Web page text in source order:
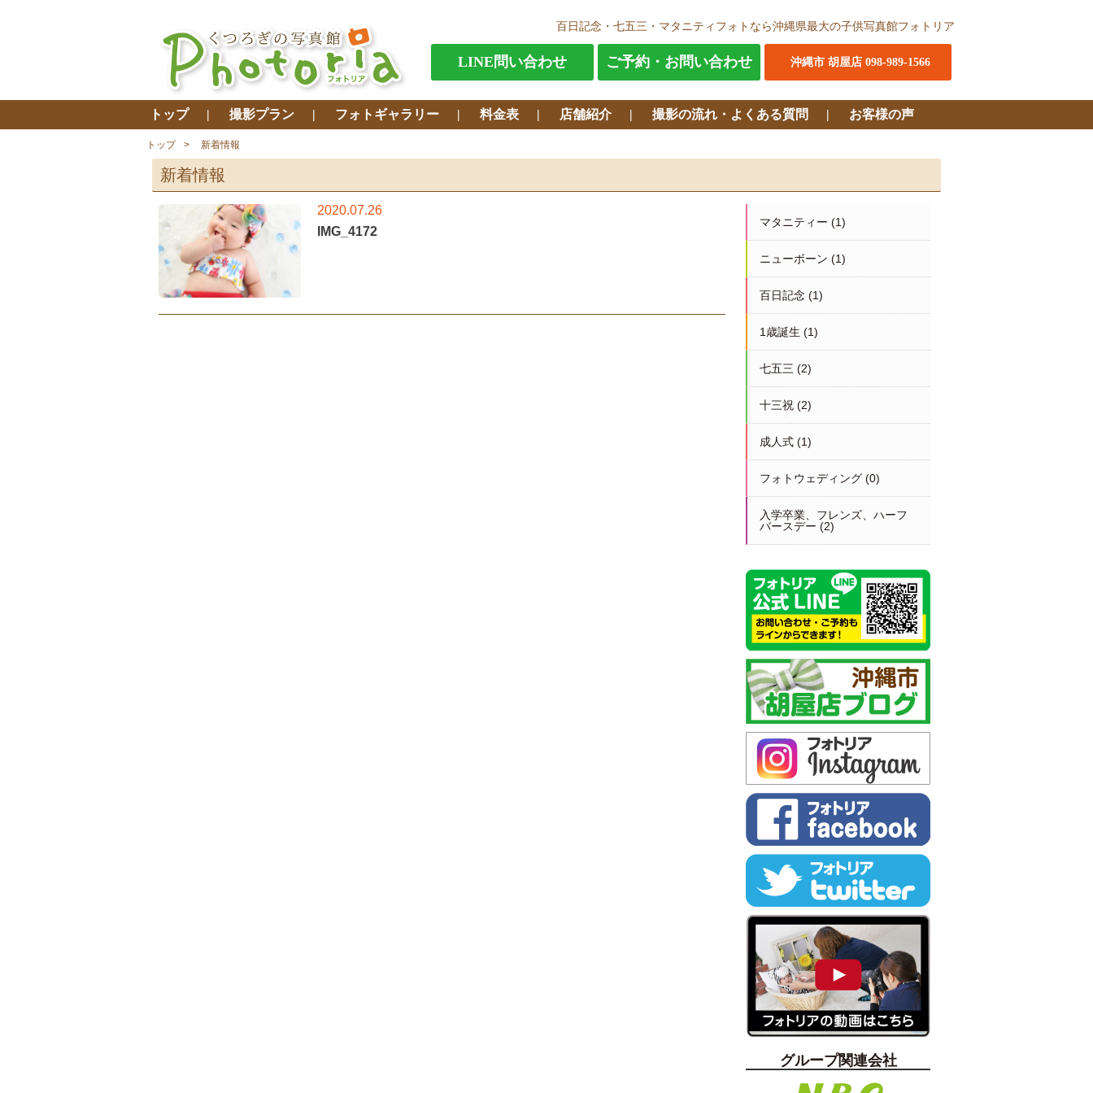
百日記念・七五三・マタニティフォトなら沖縄県最大の子供写真館フォトリア
LINE問い合わせ ご予約・お問い合わせ 沖縄市 胡屋店 098-989-1566
トップ 撮影プラン フォトギャラリー 料金表 店舗紹介 撮影の流れ・よくある質問 お客様の声
トップ 新着情報
新着情報
2020.07.26
IMG_4172
マタニティー (1)
ニューボーン (1)
百日記念 (1)
1歳誕生 (1)
七五三 (2)
十三祝 (2)
成人式 (1)
フォトウェディング (0)
入学卒業、フレンズ、ハーフ
バースデー (2)
グループ関連会社